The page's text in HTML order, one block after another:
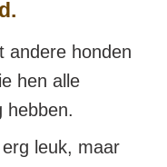
andere honden
hen alle
hebben.
leuk, maar